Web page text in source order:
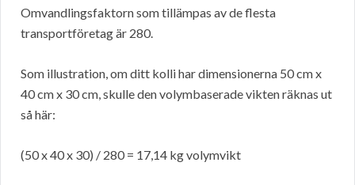
Omvandlingsfaktorn som tillämpas av de flesta
transportföretag är 280.
Som illustration, om ditt kolli har dimensionerna 50 cm x
40 cm x 30 cm, skulle den volymbaserade vikten räknas ut
så här:
(50 x 40 x 30) / 280 = 17,14 kg volymvikt